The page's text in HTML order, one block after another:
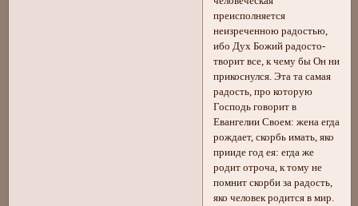
преисполняется
неизреченною радостью,
ибо Дух Божий радосто-
творит все, к чему бы Он ни
прикоснулся. Эта та самая
радость, про которую
Господь говорит в
Евангелии Своем: жена егда
рождает, скорбь имать, яко
прииде год ея: егда же
родит отроча, к тому не
помнит скорби за радость,
яко человек родится в мир.